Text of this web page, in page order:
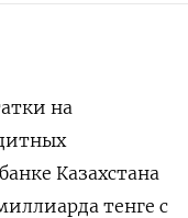
на
Казахстана
тенге с